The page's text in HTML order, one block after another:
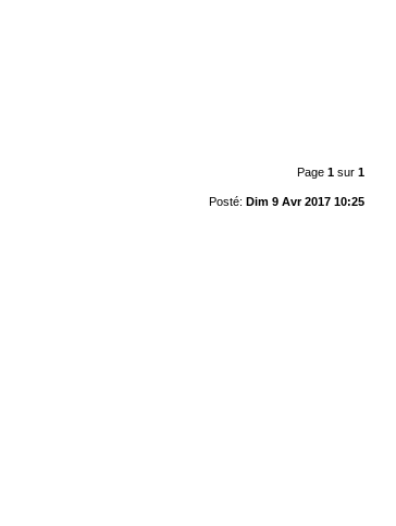
Page 1sur 1
Posté: Dim 9 Avr 2017 10:25